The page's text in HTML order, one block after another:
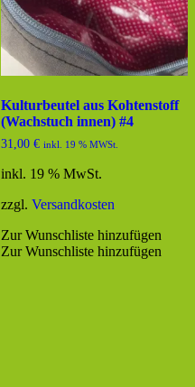
Kulturbeutel aus Kohtenstoff
(Wachstuch innen) #4
31,00 € inkl. 19 % MWSt.
inkl. 19 % MwSt.
zzgl. Versandkosten
Zur Wunschliste hinzufügen
Zur Wunschliste hinzufügen